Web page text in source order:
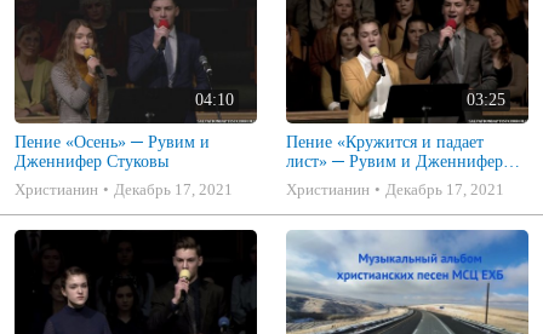
04:10
Пение «Осень» ─ Рувим и
Дженнифер Стуковы
Христианин
Декабрь 17, 2021
03:25
Пение «Кружится и падает
лист» ─ Рувим и Дженнифер
Стуковы
Христианин Декабрь 17, 2021